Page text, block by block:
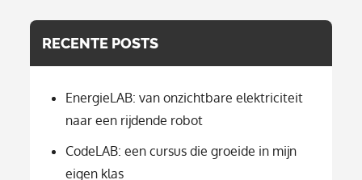
RECENTE POSTS
EnergieLAB: van onzichtbare elektriciteit
naar een rijdende robot
CodeLAB: een cursus die groeide in mijn
eigen klas